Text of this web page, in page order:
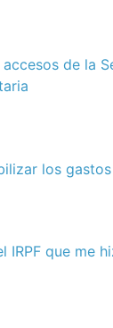
de la
los
IRPF que me